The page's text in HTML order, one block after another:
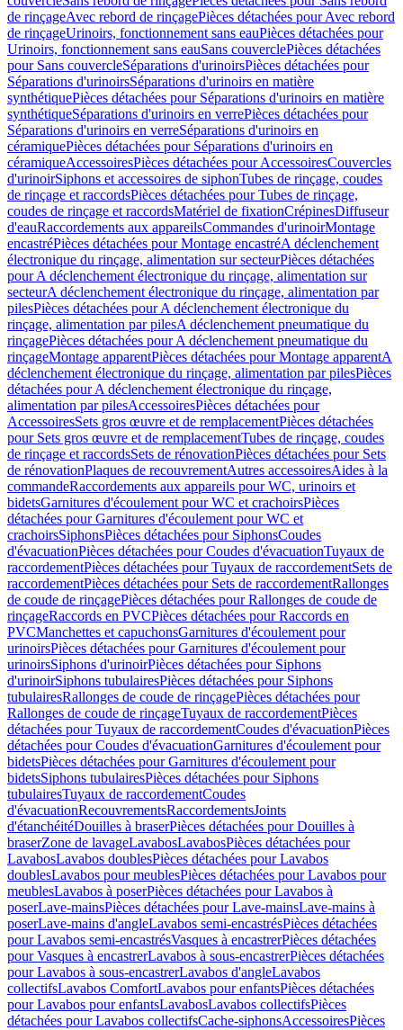
de rinçageAvec rebord de rinçagePièces détachées pour Avec rebord
de rinçageUrinoirs, fonctionnement sans eauPièces détachées pour
Urinoirs, fonctionnement sans eauSans couverclePièces détachées
pour Sans couvercleSéparations d'urinoirsPièces détachées pour
Séparations d'urinoirsSéparations d'urinoirs en matière
synthétiquePièces détachées pour Séparations d'urinoirs en matière
synthétiqueSéparations d'urinoirs en verrePièces détachées pour
Séparations d'urinoirs en verreSéparations d'urinoirs en
céramiquePièces détachées pour Séparations d'urinoirs en
céramiqueAccessoiresPièces détachées pour AccessoiresCouvercles
d'urinoirSiphons et accessoires de siphonTubes de rinçage, coudes
de rinçage et raccordsPièces détachées pour Tubes de rinçage,
coudes de rinçage et raccordsMatériel de fixationCrépinesDiffuseur
d'eauRaccordements aux appareilsCommandes d'urinoirMontage
encastréPièces détachées pour Montage encastréA déclenchement
électronique du rinçage, alimentation sur secteurPièces détachées
pour A déclenchement électronique du rinçage, alimentation sur
secteurA déclenchement électronique du rinçage, alimentation par
pilesPièces détachées pour A déclenchement électronique du
rinçage, alimentation par pilesA déclenchement pneumatique du
rinçagePièces détachées pour A déclenchement pneumatique du
rinçageMontage apparentPièces détachées pour Montage apparentA
déclenchement électronique du rinçage, alimentation par pilesPièces
détachées pour A déclenchement électronique du rinçage,
alimentation par pilesAccessoiresPièces détachées pour
AccessoiresSets gros œuvre et de remplacementPièces détachées
pour Sets gros œuvre et de remplacementTubes de rinçage, coudes
de rinçage et raccordsSets de rénovationPièces détachées pour Sets
de rénovationPlaques de recouvrementAutres accessoiresAides à la
commandeRaccordements aux appareils pour WC, urinoirs et
bidetsGarnitures d'écoulement pour WC et crachoirsPièces
détachées pour Garnitures d'écoulement pour WC et
crachoirsSiphonsPièces détachées pour SiphonsCoudes
d'évacuationPièces détachées pour Coudes d'évacuationTuyaux de
raccordementPièces détachées pour Tuyaux de raccordementSets de
raccordementPièces détachées pour Sets de raccordementRallonges
de coude de rinçagePièces détachées pour Rallonges de coude de
rinçageRaccords en PVCPièces détachées pour Raccords en
PVCManchettes et capuchonsGarnitures d'écoulement pour
urinoirsPièces détachées pour Garnitures d'écoulement pour
urinoirsSiphons d'urinoirPièces détachées pour Siphons
d'urinoirSiphons tubulairesPièces détachées pour Siphons
tubulairesRallonges de coude de rinçagePièces détachées pour
Rallonges de coude de rinçageTuyaux de raccordementPièces
détachées pour Tuyaux de raccordementCoudes d'évacuationPièces
détachées pour Coudes d'évacuationGarnitures d'écoulement pour
bidetsPièces détachées pour Garnitures d'écoulement pour
bidetsSiphons tubulairesPièces détachées pour Siphons
tubulairesTuyaux de raccordementCoudes
d'évacuationRecouvrementsRaccordementsJoints
d'étanchéitéDouilles à braserPièces détachées pour Douilles à
braserZone de lavageLavabosLavabosPièces détachées pour
LavabosLavabos doublesPièces détachées pour Lavabos
doublesLavabos pour meublesPièces détachées pour Lavabos pour
meublesLavabos à poserPièces détachées pour Lavabos à
poserLave-mainsPièces détachées pour Lave-mainsLave-mains à
poserLave-mains d'angleLavabos semi-encastrésPièces détachées
pour Lavabos semi-encastrésVasques à encastrerPièces détachées
pour Vasques à encastrerLavabos à sous-encastrerPièces détachées
pour Lavabos à sous-encastrerLavabos d'angleLavabos
collectifsLavabos ComfortLavabos pour enfantsPièces détachées
pour Lavabos pour enfantsLavabosLavabos collectifsPièces
détachées pour Lavabos collectifsCache-siphonsAccessoiresPièces